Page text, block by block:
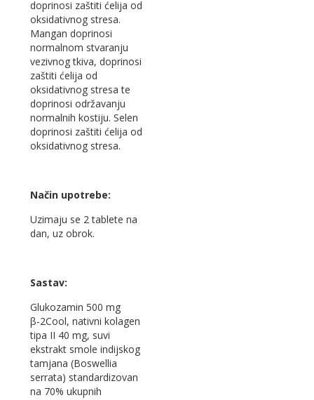
doprinosi zaštiti ćelija od
oksidativnog stresa.
Mangan doprinosi
normalnom stvaranju
vezivnog tkiva, doprinosi
zaštiti ćelija od
oksidativnog stresa te
doprinosi održavanju
normalnih kostiju. Selen
doprinosi zaštiti ćelija od
oksidativnog stresa.
Način upotrebe:
Uzimaju se 2 tablete na
dan, uz obrok.
Sastav:
Glukozamin 500 mg
β-2Cool, nativni kolagen
tipa II 40 mg, suvi
ekstrakt smole indijskog
tamjana (Boswellia
serrata) standardizovan
na 70% ukupnih